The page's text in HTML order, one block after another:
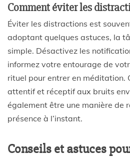
Comment éviter les
Éviter les distractions est
adoptant quelques astuces, la
simple. Désactivez les
informez votre entourage de
rituel pour entrer en méditation.
attentif et réceptif aux bruits
également être une manière de
présence à l’instant.
Conseils et astuces